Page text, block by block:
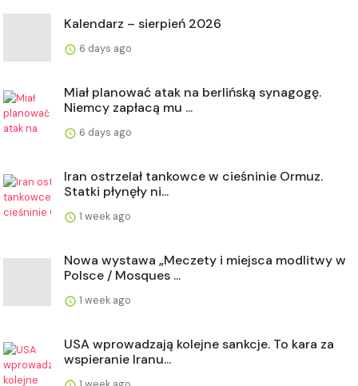
Kalendarz – sierpień 2026
6 days ago
Miał planować atak na berlińską synagogę.
Niemcy zapłacą mu ...
6 days ago
Iran ostrzelał tankowce w cieśninie Ormuz.
Statki płynęły ni...
1 week ago
Nowa wystawa „Meczety i miejsca modlitwy w
Polsce / Mosques ...
1 week ago
USA wprowadzają kolejne sankcje. To kara za
wspieranie Iranu...